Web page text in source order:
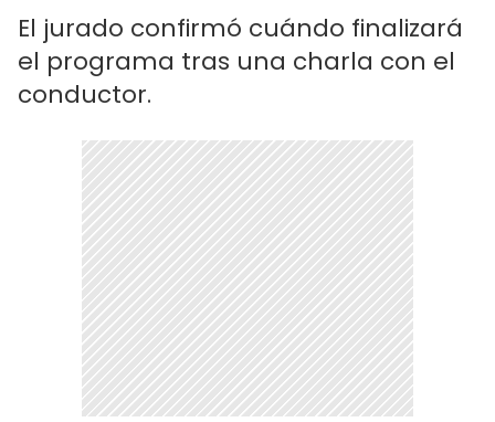
El jurado confirmó cuándo finalizará
el programa tras una charla con el
conductor.